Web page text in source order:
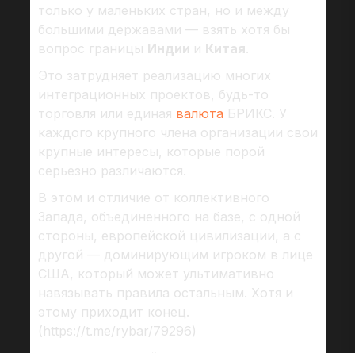
только у маленьких стран, но и между
большими державами — взять хотя бы
вопрос границы Индии и Китая.
Это затрудняет реализацию многих
интеграционных проектов, будь-то
торговля или единая валюта БРИКС. У
каждого крупного члена организации свои
крупные интересы, которые порой
серьезно различаются.
В этом и отличие от коллективного
Запада, объединенного на базе, с одной
стороны, европейской цивилизации, а с
другой — доминирующим игроком в лице
США, который может ультимативно
навязывать правила остальным. Хотя и
этому приходит конец.
(https://t.me/rybar/79296)